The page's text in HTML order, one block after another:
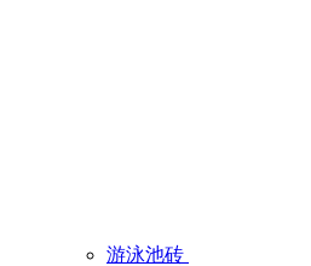
游泳池砖